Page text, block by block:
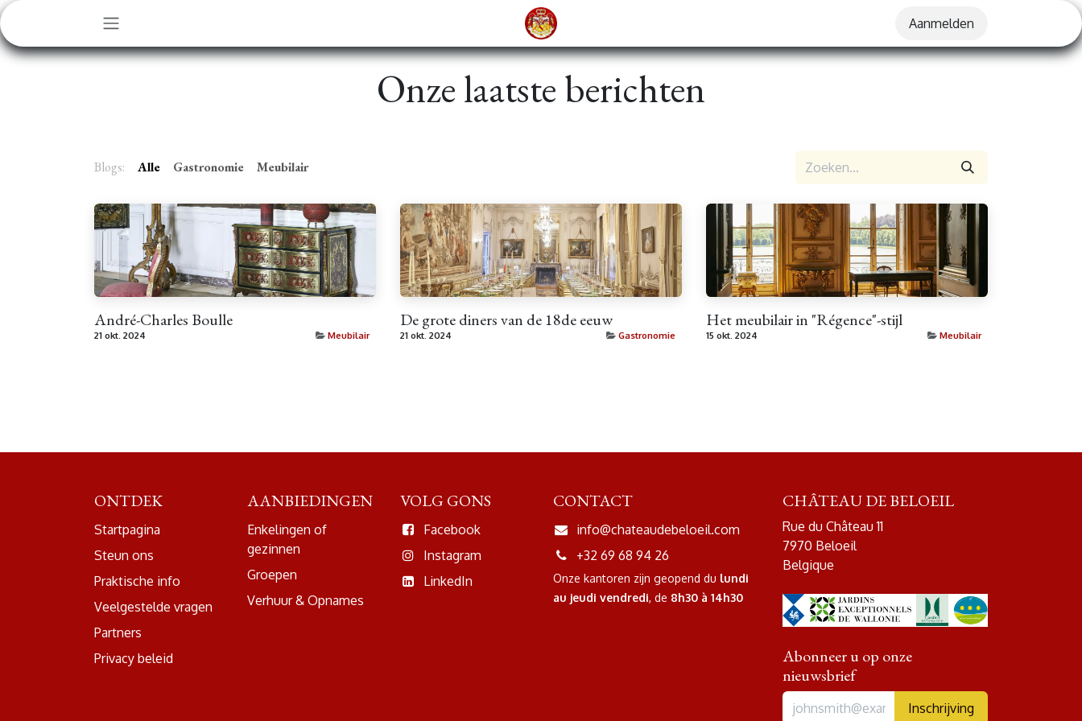
Overslaan naar inhoud
Aanmelden
Onze laatste berichten
Blogs: Alle Gastronomie Meubilair
André-Charles Boulle
21 okt. 2024 Meubilair
De grote diners van de 18de eeuw
21 okt. 2024 Gastronomie
Het meubilair in "Régence"-stijl
15 okt. 2024 Meubilair
ONTDEK
Startpagina
Steun ons
Praktische info
Veelgestelde vragen
Partners
Privacy beleid
AANBIEDINGEN
Enkelingen of
gezinnen
Groepen
Verhuur & Opnames
VOLG GONS
Facebook
Instagram
LinkedIn
CONTACT
info@chateaudebeloeil.com
+32 69 68 94 26
Onze kantoren zijn geopend du lundi
au jeudi vendredi, de 8h30 à 14h30
CHÂTEAU DE BELOEIL
Rue du Château 11
7970 Beloeil
Belgique
Abonneer u op onze
nieuwsbrief
Inschrijving